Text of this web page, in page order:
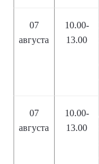
07
августа
10.00-
13.00
07
августа
10.00-
13.00